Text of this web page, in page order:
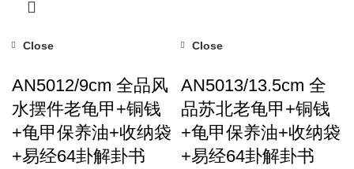
Close
AN5012/9cm 全品风
水摆件老龟甲+铜钱
+龟甲保养油+收纳袋
+易经64卦解卦书
Close
AN5013/13.5cm 全
品苏北老龟甲+铜钱
+龟甲保养油+收纳袋
+易经64卦解卦书